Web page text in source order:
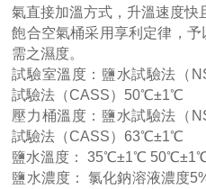
氣直接加溫方式，升溫速度快
飽合空氣桶采用享利定律，
需之濕度。
試驗室溫度：鹽水試驗法（
試驗法（CASS）50℃±1℃
壓力桶溫度：鹽水試驗法（
試驗法（CASS）63℃±1℃
鹽水溫度： 35℃±1℃
鹽水濃度： 氯化鈉溶液濃度